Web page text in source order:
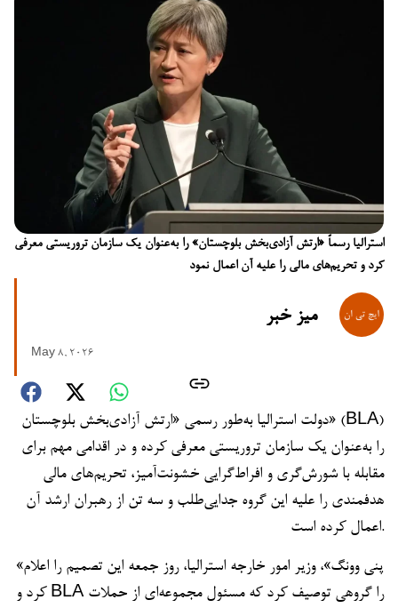
استرالیا رسماً «ارتش آزادی‌بخش بلوچستان» را به‌عنوان یک سازمان تروریستی معرفی
کرد و تحریم‌های مالی را علیه آن اعمال نمود
میز خبر
May 8, 2026
دولت استرالیا به‌طور رسمی «ارتش آزادی‌بخش بلوچستان» (BLA)
را به‌عنوان یک سازمان تروریستی معرفی کرده و در اقدامی مهم برای
مقابله با شورش‌گری و افراط‌گرایی خشونت‌آمیز، تحریم‌های مالی
هدفمندی را علیه این گروه جدایی‌طلب و سه تن از رهبران ارشد آن
اعمال کرده است.
«پنی وونگ»، وزیر امور خارجه استرالیا، روز جمعه این تصمیم را اعلام
کرد و BLA را گروهی توصیف کرد که مسئول مجموعه‌ای از حملات